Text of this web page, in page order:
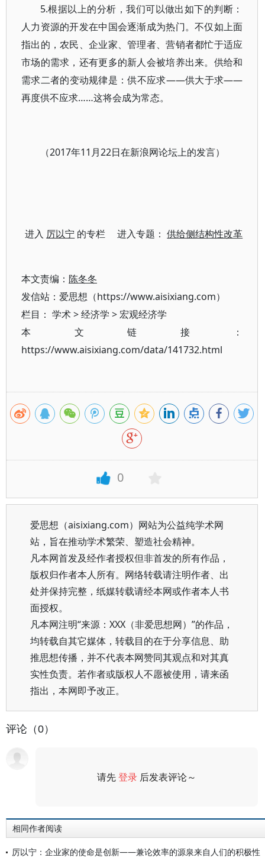
5.根据以上的分析，我们可以做出如下的判断：
人力资源的开发在中国会逐渐成为热门。不仅如上面
指出的，农民、企业家、管理者、营销者都忙于适应
市场的需求，还有更多的新人会被培养出来。供给和
需求二者的变动规律是：供不应求——供大于求——
再度供不应求……这将会成为常态。
（2017年11月22日在新浪网论坛上的发言）
进入 厉以宁 的专栏 进入专题：供给侧结构性改革
本文责编： 陈冬冬
发信站：爱思想（https://www.aisixiang.com）
栏目： 学术>经济学 >宏观经济学
本文链接：
https://www.aisixiang.com/data/141732.html
0
爱思想（aisixiang.com）网站为公益纯学术网
站，旨在推动学术繁荣、塑造社会精神。
凡本网首发及经作者授权但非首发的所有作品，
版权归作者本人所有。网络转载请注明作者、出
处并保持完整，纸媒转载请经本网或作者本人书
面授权。
凡本网注明“来源：XXX（非爱思想网）”的作品，
均转载自其它媒体，转载目的在于分享信息、助
推思想传播，并不代表本网赞同其观点和对其真
实性负责。若作者或版权人不愿被使用，请来函
指出，本网即予改正。
评论（0）
请先登录 后发表评论～
相同作者阅读
厉以宁：企业家的使命是创新——兼论效率的源泉来自人们的积极性